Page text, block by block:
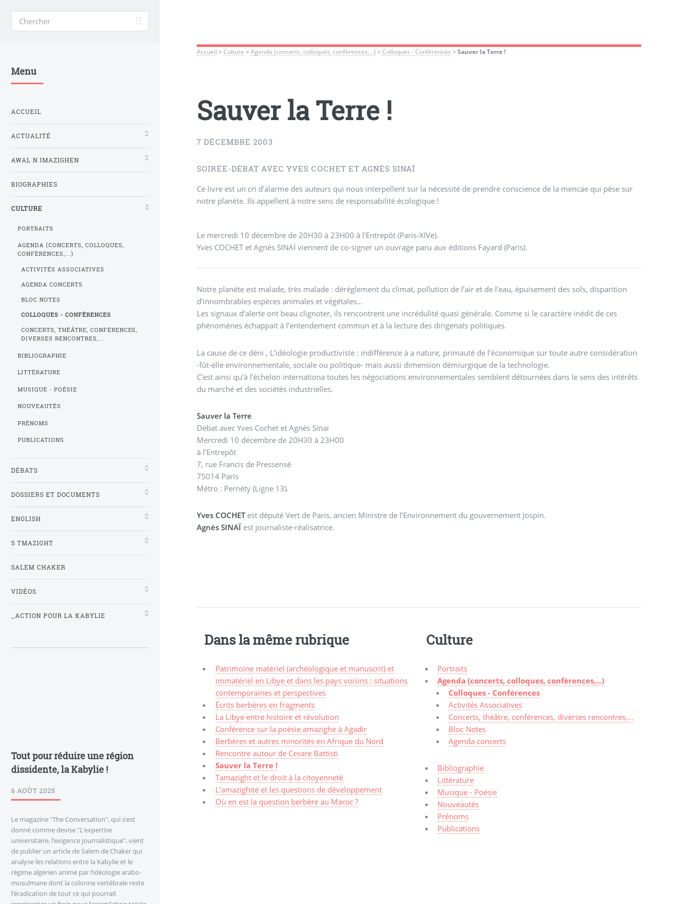
Accueil >Culture >Agenda (concerts, colloques, confèrences,...) >Colloques - Conférences >Sauver la Terre !
Sauver la Terre !
7 DÉCEMBRE 2003
SOIRÉE-DÉBAT AVEC YVES COCHET ET AGNÈS SINAÏ
Ce livre est un cri d’alarme des auteurs qui nous interpellent sur la nécessité de prendre conscience de la mencae qui pèse sur
notre planète. Ils appellent à notre sens de responsabilité écologique !
Le mercredi 10 décembre de 20H30 à 23H00 à l’Entrepôt (Paris-XIVe).
Yves COCHET et Agnès SINAÏ viennent de co-signer un ouvrage paru aux éditions Fayard (Paris).
Notre planète est malade, très malade : dérèglement du climat, pollution de l’air et de l’eau, épuisement des sols, disparition
d’innombrables espèces animales et végétales...
Les signaux d’alerte ont beau clignoter, ils rencontrent une incrédulité quasi générale. Comme si le caractère inédit de ces
phénomènes échappait à l’entendement commun et à la lecture des dirigenats politiques.
La cause de ce déni , L’idéologie productiviste : indifférence à a nature, primauté de l’économique sur toute autre considération
-fût-elle environnementale, sociale ou politique- mais aussi dimension démiurgique de la technologie.
C’est ainsi qu’à l’échelon internationa toutes les négociations environnementales semblent détournées dans le sens des intérêts
du marché et des sociétés industrielles.
Sauver la Terre
Débat avec Yves Cochet et Agnès Sinaï
Mercredi 10 décembre de 20H30 à 23H00
à l’Entrepôt
7, rue Francis de Pressensé
75014 Paris
Métro : Pernéty (Ligne 13).
Yves COCHETest député Vert de Paris, ancien Ministre de l’Environnement du gouvernement Jospin.
Agnès SINAÏ est journaliste-réalisatrice.
Dans la même rubrique
Patrimoine matériel (archéologique et manuscrit) et
immatériel en Libye et dans les pays voisins : situations
contemporaines et perspectives
Écrits berbères en fragments
La Libye entre histoire et révolution
Conférence sur la poésie amazighe à Agadir
Berbères et autres minorités en Afrique du Nord
Rencontre autour de Cesare Battisti
Sauver la Terre !
Tamazight et le droit à la citoyenneté
L’amazighité et les questions de développement
Où en est la question berbère au Maroc ?
Culture
Portraits
Agenda (concerts, colloques, confèrences,...)
Colloques - Conférences
Activités Associatives
Concerts, théâtre, conférences, diverses rencontres,...
Bloc Notes
Agenda concerts
Bibliographie
Littérature
Musique - Poésie
Nouveautés
Prénoms
Publications
Menu
ACCUEIL
ACTUALITÉ
AWAL N IMAZIGHEN
BIOGRAPHIES
CULTURE
PORTRAITS
AGENDA (CONCERTS, COLLOQUES,
CONFÈRENCES,...)
ACTIVITÉS ASSOCIATIVES
AGENDA CONCERTS
BLOC NOTES
COLLOQUES - CONFÉRENCES
CONCERTS, THÉÂTRE, CONFÉRENCES,
DIVERSES RENCONTRES,...
BIBLIOGRAPHIE
LITTÉRATURE
MUSIQUE - POÉSIE
NOUVEAUTÉS
PRÉNOMS
PUBLICATIONS
DÉBATS
DOSSIERS ET DOCUMENTS
ENGLISH
S TMAZIGHT
SALEM CHAKER
VIDÉOS
_ACTION POUR LA KABYLIE
Tout pour réduire une région
dissidente, la Kabylie !
6 AOÛT 2025
Le magazine "The Conversation", qui s’est
donné comme devise "L’expertise
universitaire, l’exigence journalistique", vient
de publier un article de Salem de Chaker qui
analyse les relations entre la Kabylie et le
régime algérien animé par l’idéologie arabo-
musulmane dont la colonne vertébrale reste
l’éradication de tout ce qui pourrait